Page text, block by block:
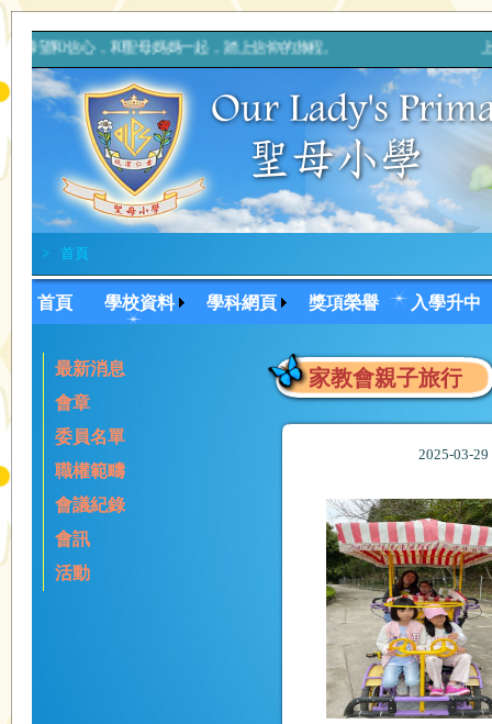
希望和信心，和聖母媽媽一起，踏上信仰的旅程。 上主，
> 首頁
首頁 學校資料 學科網頁 獎項榮譽 入學升中
最新消息
會章
委員名單
職權範疇
會議紀錄
會訊
活動
家教會親子旅行
2025-03-